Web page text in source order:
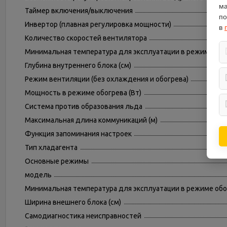
Таймер включения/выключения
Инвертор (плавная регулировка мощности)
Количество скоростей вентилятора
Минимальная температура для эксплуатации в режиме
Глубина внутреннего блока (см)
Режим вентиляции (без охлаждения и обогрева)
Мощность в режиме обогрева (Вт)
Система против образования льда
Максимальная длина коммуникаций (м)
Функция запоминания настроек
Тип хладагента
Основные режимы
модель
Минимальная температура для эксплуатации в режиме
Ширина внешнего блока (см)
Самодиагностика неисправностей
в